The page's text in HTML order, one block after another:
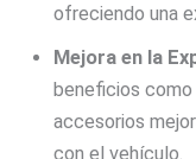
ofreciendo una
Mejora en la
beneficios
accesorios
con el vehículo.